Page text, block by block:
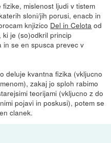
mislenost ljudi v tistem
sloni/jih porusi, enacb in
knjizico Del in Celota od
ki je (so)odkril princip
in se en spusca prevec v
deluje kvantna fizika (vkljucno
zakaj jo sploh rabimo
teorijami (vkljucno z do
pojavi in poskusi), potem se
clanek.